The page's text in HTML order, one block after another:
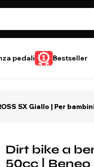
pedali Bestseller
SX Giallo | Per
Dirt bike a
50cc | Beneo